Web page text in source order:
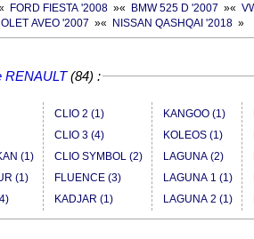
FORD FIESTA '2008 »« BMW 525 D '2007 »«
AVEO '2007 »« NISSAN QASHQAI '2018 »
RENAULT(84) :
(1)
(1)
CLIO 2 (1)
CLIO 3 (4)
CLIO SYMBOL (2)
FLUENCE (3)
KADJAR (1)
KANGOO (1)
KOLEOS (1)
LAGUNA (2)
LAGUNA 1 (1)
LAGUNA 2 (1)